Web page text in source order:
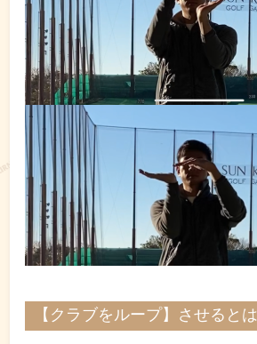
【クラブをループ】させるとは